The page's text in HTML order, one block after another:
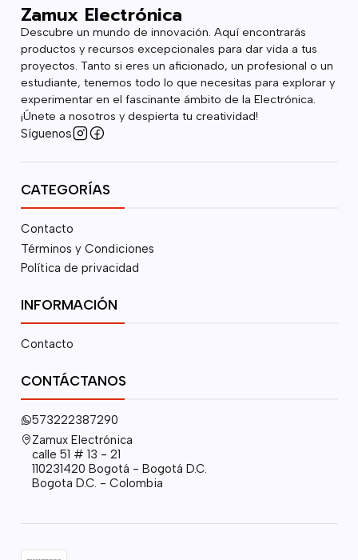
Zamux Electrónica
Descubre un mundo de innovación. Aquí encontrarás
productos y recursos excepcionales para dar vida a tus
proyectos. Tanto si eres un aficionado, un profesional o un
estudiante, tenemos todo lo que necesitas para explorar y
experimentar en el fascinante ámbito de la Electrónica.
¡Únete a nosotros y despierta tu creatividad!
Síguenos
CATEGORÍAS
Contacto
Términos y Condiciones
Política de privacidad
INFORMACIÓN
Contacto
CONTÁCTANOS
573222387290
Zamux Electrónica
calle 51 # 13 - 21
110231420 Bogotá - Bogotá D.C.
Bogota D.C. - Colombia